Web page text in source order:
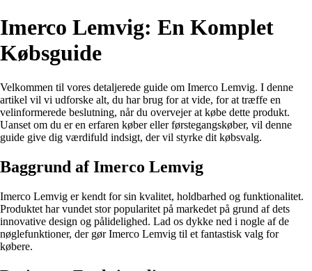
Imerco Lemvig: En Komplet
Købsguide
Velkommen til vores detaljerede guide om Imerco Lemvig. I denne
artikel vil vi udforske alt, du har brug for at vide, for at træffe en
velinformerede beslutning, når du overvejer at købe dette produkt.
Uanset om du er en erfaren køber eller førstegangskøber, vil denne
guide give dig værdifuld indsigt, der vil styrke dit købsvalg.
Baggrund af Imerco Lemvig
Imerco Lemvig er kendt for sin kvalitet, holdbarhed og funktionalitet.
Produktet har vundet stor popularitet på markedet på grund af dets
innovative design og pålidelighed. Lad os dykke ned i nogle af de
nøglefunktioner, der gør Imerco Lemvig til et fantastisk valg for
købere.